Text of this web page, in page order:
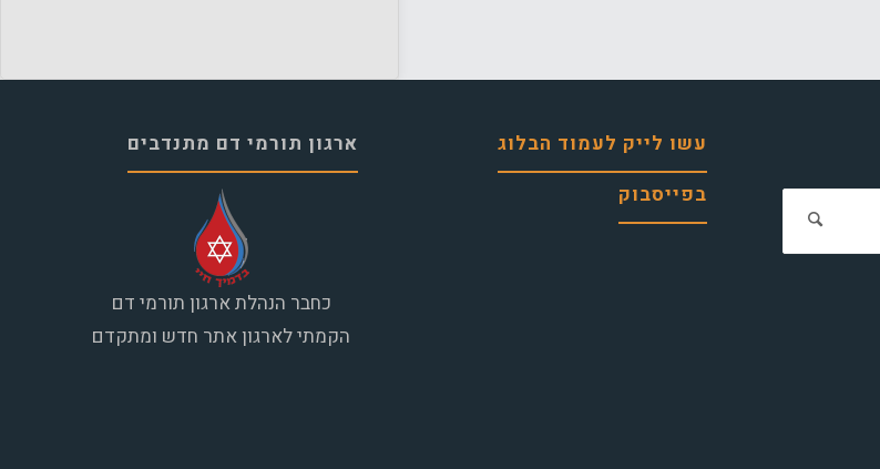
עשו לייק לעמוד הבלוג
בפייסבוק
ארגון תורמי דם מתנדבים
כחבר הנהלת ארגון תורמי דם
הקמתי לארגון אתר חדש ומתקדם